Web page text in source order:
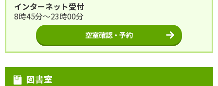
インターネット受付
8時45分～23時00分
空室確認・予約
図書室